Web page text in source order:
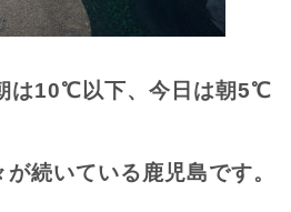
は10℃以下、今日は朝5℃
続いている鹿児島です。